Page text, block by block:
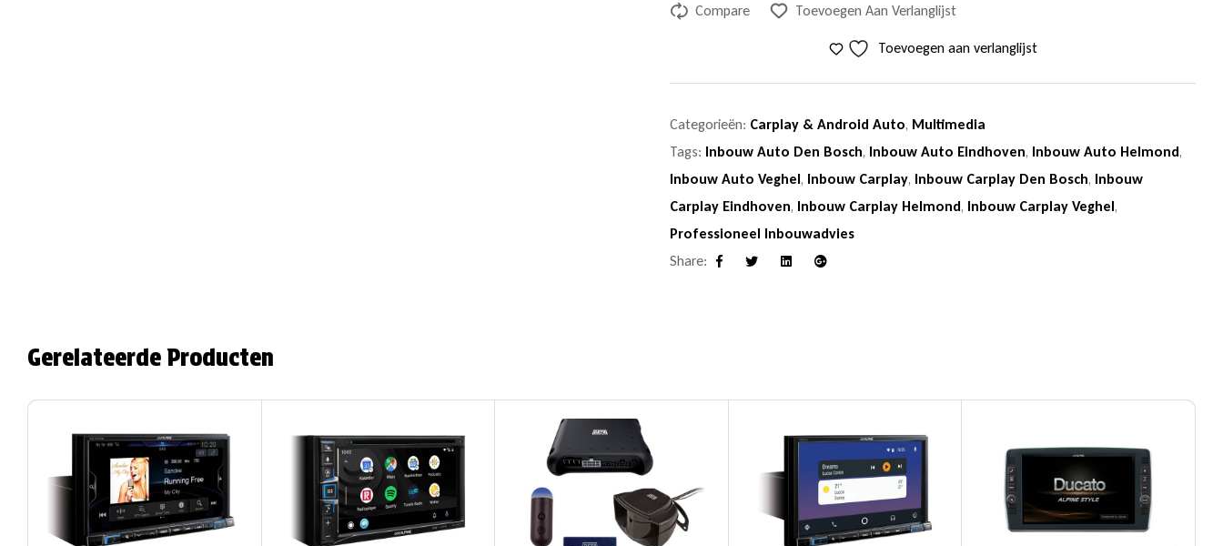
Compare Toevoegen Aan Verlanglijst
Toevoegen aan verlanglijst
Categorieën: Carplay & Android Auto, Multimedia
Tags: Inbouw Auto Den Bosch, Inbouw Auto Eindhoven, Inbouw Auto Helmond,
Inbouw Auto Veghel, Inbouw Carplay, Inbouw Carplay Den Bosch, Inbouw
Carplay Eindhoven, Inbouw Carplay Helmond, Inbouw Carplay Veghel,
Professioneel Inbouwadvies
Share:
Facebook LinkedinGoogle+
Gerelateerde Producten